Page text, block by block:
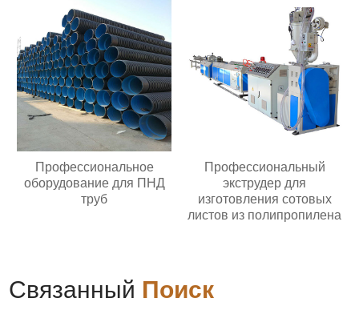
Профессиональное
оборудование для ПНД
труб
Профессиональный
экструдер для
изготовления сотовых
листов из полипропилена
Связанный Поиск